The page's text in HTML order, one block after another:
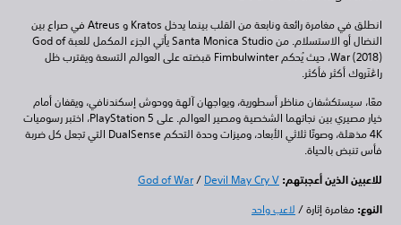
انطلق في مغامرة رائعة ونابعة من القلب بينما يدخل Kratos و Atreus في صراع بين
النضال أو الاستسلام. من Santa Monica Studio يأتي الجزء المكمل للعبة God of
War (2018)، حيث يُحكم Fimbulwinter قبضته على العوالم التسعة ويقترب ظل
راڠنَروك أكثر فأكثر.
معًا، سيستكشفان مناظر أسطورية، ويواجهان آلهة ووحوش إسكندنافي، ويقفان أمام
خيار مصيري بين نجاتهما الشخصية ومصير العوالم. على PlayStation 5، اختبر رسوميات
4K مذهلة، وصوتًا ثلاثي الأبعاد، وميزات وحدة التحكم DualSense التي تجعل كل ضربة
فأس تنبض بالحياة.
للاعبين الذين أعجبتهم: God of War/Devil May Cry V
النوع:مغامرة إثارة /لاعب واحد